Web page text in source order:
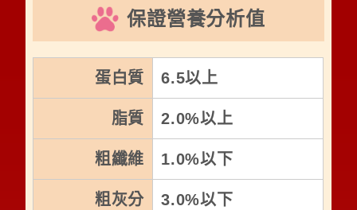
保證營養分析值
蛋白質 6.5以上
脂質 2.0%以上
粗纖維 1.0%以下
粗灰分 3.0%以下